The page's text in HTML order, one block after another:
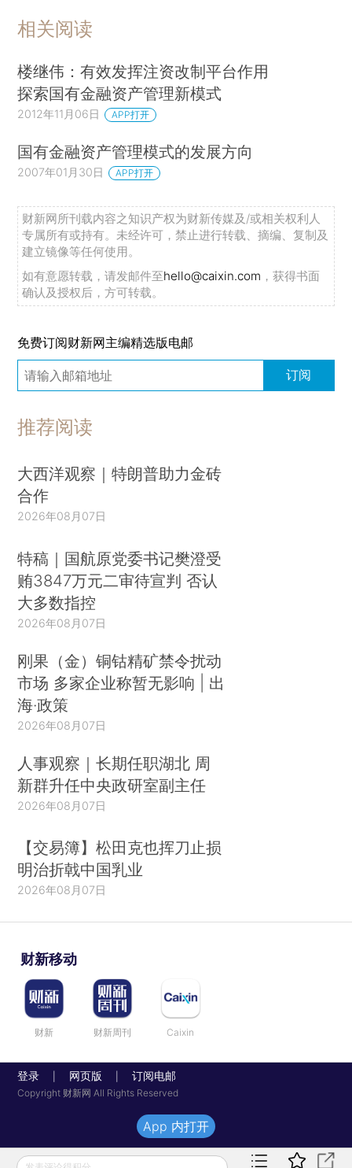
相关阅读
楼继伟：有效发挥注资改制平台作用
探索国有金融资产管理新模式
2012年11月06日 APP打开
国有金融资产管理模式的发展方向
2007年01月30日 APP打开
财新网所刊载内容之知识产权为财新传媒及/或相关权利人
专属所有或持有。未经许可，禁止进行转载、摘编、复制及
建立镜像等任何使用。
如有意愿转载，请发邮件至hello@caixin.com ，获得书面
确认及授权后，方可转载。
免费订阅财新网主编精选版电邮
订阅
推荐阅读
大西洋观察｜特朗普助力金砖
合作
2026年08月07日
特稿｜国航原党委书记樊澄受
贿3847万元二审待宣判 否认
大多数指控
2026年08月07日
刚果（金）铜钴精矿禁令扰动
市场 多家企业称暂无影响 | 出
海·政策
2026年08月07日
人事观察｜长期任职湖北 周
新群升任中央政研室副主任
2026年08月07日
【交易簿】松田克也挥刀止损
明治折戟中国乳业
2026年08月07日
财新移动
财新 财新周刊 Caixin
登录 网页版 订阅电邮
Copyright 财新网 All Rights Reserved
App 内打开